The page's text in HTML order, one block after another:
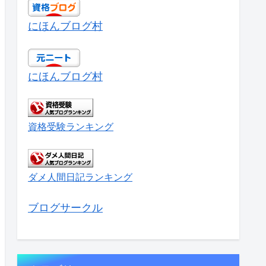
にほんブログ村
にほんブログ村
資格受験ランキング
ダメ人間日記ランキング
ブログサークル